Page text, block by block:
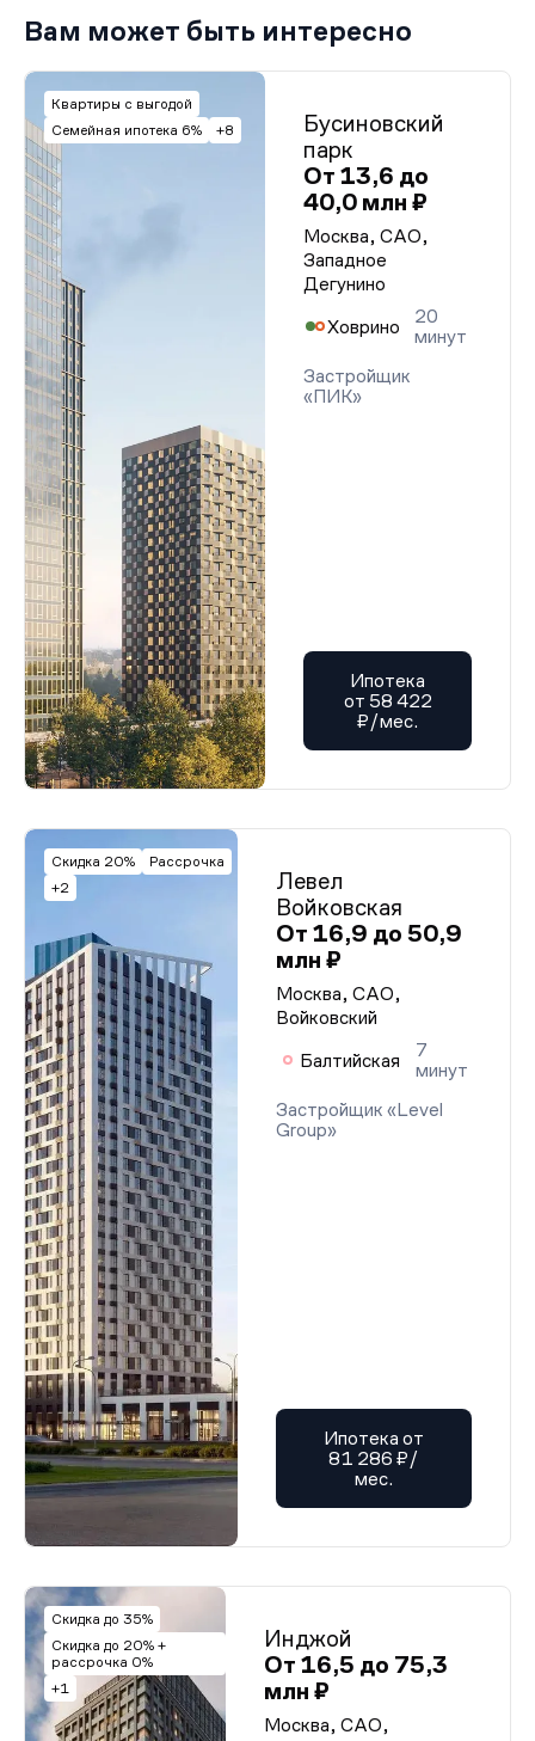
Вам может быть интересно
Квартиры с выгодой
Семейная ипотека 6%
+8
Бусиновский
парк
От 13,6 до
40,0 млн ₽
Москва, САО,
Западное
Дегунино
Ховрино
20
минут
Застройщик
«ПИК»
Ипотека
от 58 422
₽/мес.
Скидка 20%
Рассрочка
+2
Левел
Войковская
От 16,9 до 50,9
млн ₽
Москва, САО,
Войковский
Балтийская
7
минут
Застройщик «Level
Group»
Ипотека от
81 286 ₽/
мес.
Скидка до 35%
Скидка до 20% +
рассрочка 0%
+1
Инджой
От 16,5 до 75,3
млн ₽
Москва, САО,